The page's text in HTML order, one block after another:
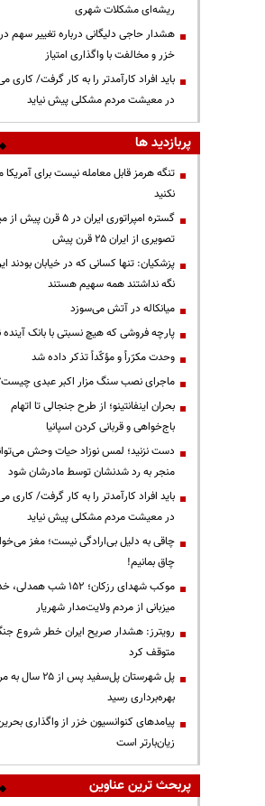
ریشه‌ای مشکلات شهری
هشدار حاجی دلیگانی درباره تغییر سهم
خزر و مخالفت با واگذاری امتیاز
باید افراد کارآمدتر را به کار گرفت/ کاری
در معیشت مردم مشکلی پیش نیاید
پربازدید ها
تنگه هرمز قابل معامله نیست برای آمریکا
نکنید
گستره امپراتوری ایران در ۵ قرن
تصویری از ایران ۲۵ قرن پیش
پزشکیان: تنها کسانی که در خیابان بودند
نگه نداشتند همه سهیم هستند
میانکاله در آتش می‌سوزد
پارچه فروشی که هیچ نسبتی با بانک آینده
وحدت مکرّراً و مؤکّداً تذکر داده شد
ماجرای نصب سنگ مزار اکبر عبدی
بحران اینفانتینو؛ از طرح جنجالی تا اتهام
باج‌خواهی و قربانی کردن اسپانیا
دست نزنید؛ لمس نوزاد حیات وحش
منجر به رد شدنشان توسط مادرشان شود
باید افراد کارآمدتر را به کار گرفت/ کاری
در معیشت مردم مشکلی پیش نیاید
چاقی به دلیل بی‌ارادگی نیست؛ مغز
چاق بمانیم!
موکب شهدای رزکان؛ ۱۵۲ شب
میزبانی از مردم ولایت‌مدار شهریار
رویترز: هشدار صریح ایران خطر شروع
متوقف کرد
پل شهرستان پل‌سفید پس از
بهره‌برداری رسید
پیامدهای کنوانسیون خزر از واگذاری
زیان‌بارتر است
پربحث ترین عناوین